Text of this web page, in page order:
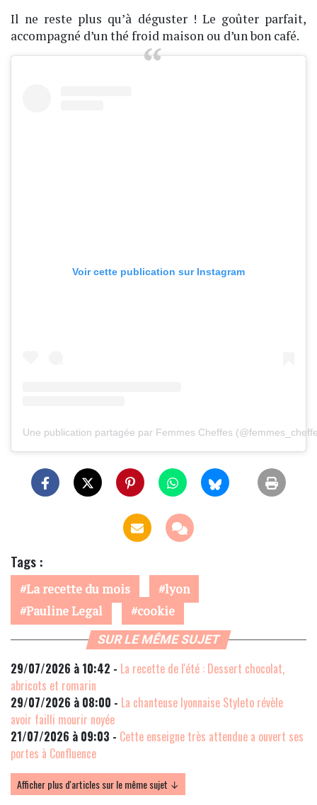
Il ne reste plus qu’à déguster ! Le goûter parfait,
accompagné d’un thé froid maison ou d’un bon café.
Voir cette publication sur Instagram
Une publication partagée par Femmes Cheffes
Tags :
La recette du mois
lyon
Pauline Legal
cookie
SUR LE MÊME SUJET
29/07/2026 à 10:42 - La recette de l'été : Dessert chocolat,
abricots et romarin
29/07/2026 à 08:00 - La chanteuse lyonnaise Styleto révèle
avoir failli mourir noyée
21/07/2026 à 09:03 - Cette enseigne très attendue a ouvert ses
portes à Confluence
Afficher plus d'articles sur le même sujet ↓